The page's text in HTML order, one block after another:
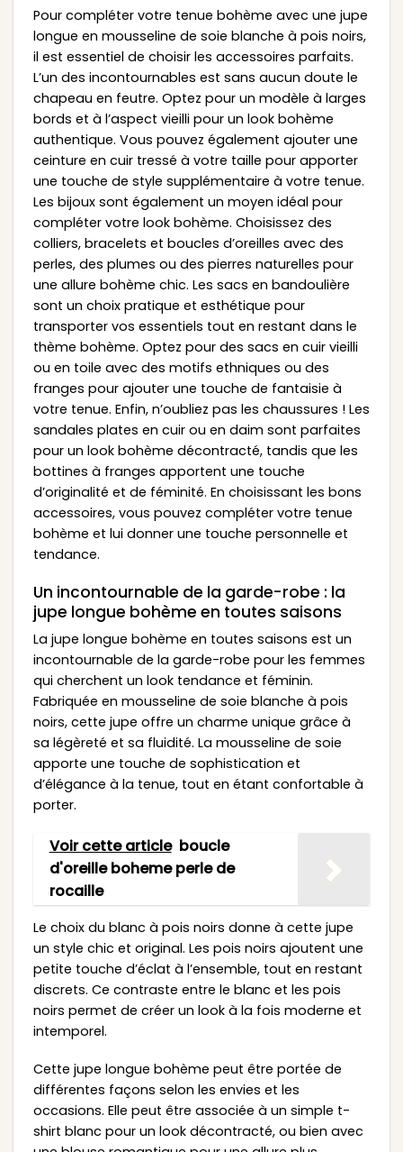
Pour compléter votre tenue bohème avec une jupe
longue en mousseline de soie blanche à pois noirs,
il est essentiel de choisir les accessoires parfaits.
L’un des incontournables est sans aucun doute le
chapeau en feutre. Optez pour un modèle à larges
bords et à l’aspect vieilli pour un look bohème
authentique. Vous pouvez également ajouter une
ceinture en cuir tressé à votre taille pour apporter
une touche de style supplémentaire à votre tenue.
Les bijoux sont également un moyen idéal pour
compléter votre look bohème. Choisissez des
colliers, bracelets et boucles d’oreilles avec des
perles, des plumes ou des pierres naturelles pour
une allure bohème chic. Les sacs en bandoulière
sont un choix pratique et esthétique pour
transporter vos essentiels tout en restant dans le
thème bohème. Optez pour des sacs en cuir vieilli
ou en toile avec des motifs ethniques ou des
franges pour ajouter une touche de fantaisie à
votre tenue. Enfin, n’oubliez pas les chaussures ! Les
sandales plates en cuir ou en daim sont parfaites
pour un look bohème décontracté, tandis que les
bottines à franges apportent une touche
d’originalité et de féminité. En choisissant les bons
accessoires, vous pouvez compléter votre tenue
bohème et lui donner une touche personnelle et
tendance.
Un incontournable de la garde-robe : la
jupe longue bohème en toutes saisons
La jupe longue bohème en toutes saisons est un
incontournable de la garde-robe pour les femmes
qui cherchent un look tendance et féminin.
Fabriquée en mousseline de soie blanche à pois
noirs, cette jupe offre un charme unique grâce à
sa légèreté et sa fluidité. La mousseline de soie
apporte une touche de sophistication et
d’élégance à la tenue, tout en étant confortable à
porter.
Voir cette article boucle
d'oreille boheme perle de
rocaille
Le choix du blanc à pois noirs donne à cette jupe
un style chic et original. Les pois noirs ajoutent une
petite touche d’éclat à l’ensemble, tout en restant
discrets. Ce contraste entre le blanc et les pois
noirs permet de créer un look à la fois moderne et
intemporel.
Cette jupe longue bohème peut être portée de
différentes façons selon les envies et les
occasions. Elle peut être associée à un simple t-
shirt blanc pour un look décontracté, ou bien avec